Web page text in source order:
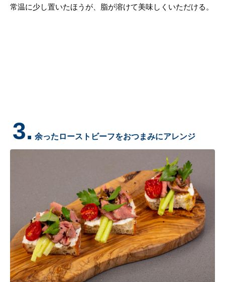
常温に少し置いたほうが、脂が溶けて美味しくいただける。
3. 余ったローストビーフをおつまみにアレンジ